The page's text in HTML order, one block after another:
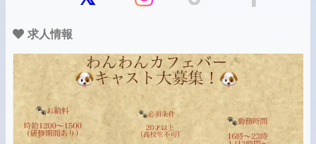
求人情報